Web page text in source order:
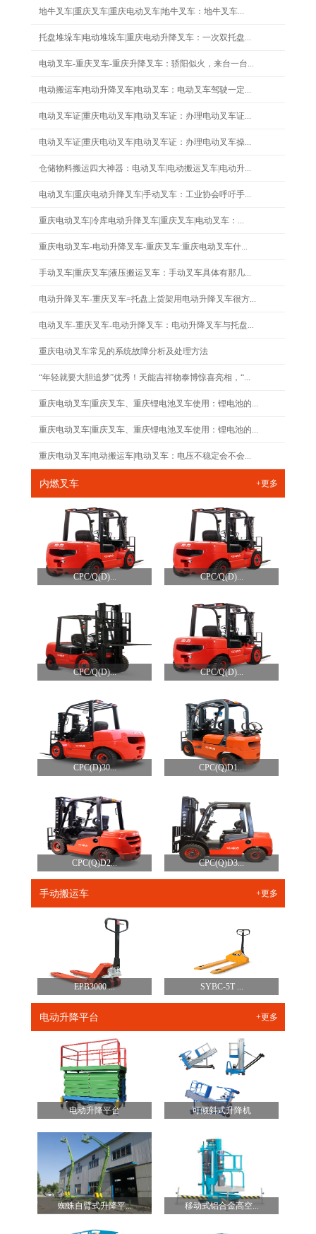
地牛叉车|重庆叉车|重庆电动叉车|地牛叉车：地牛叉车...
托盘堆垛车|电动堆垛车|重庆电动升降叉车：一次双托盘...
电动叉车-重庆叉车-重庆升降叉车：骄阳似火，来台一台...
电动搬运车|电动升降叉车|电动叉车：电动叉车驾驶一定...
电动叉车证|重庆电动叉车|电动叉车证：办理电动叉车证...
电动叉车证|重庆电动叉车|电动叉车证：办理电动叉车操...
仓储物料搬运四大神器：电动叉车|电动搬运叉车|电动升...
电动叉车|重庆电动升降叉车|手动叉车：工业协会呼吁手...
重庆电动叉车|冷库电动升降叉车|重庆叉车|电动叉车：...
重庆电动叉车-电动升降叉车-重庆叉车:重庆电动叉车什...
手动叉车|重庆叉车|液压搬运叉车：手动叉车具体有那几...
电动升降叉车-重庆叉车=托盘上货架用电动升降叉车很方...
电动叉车-重庆叉车-电动升降叉车：电动升降叉车与托盘...
重庆电动叉车常见的系统故障分析及处理方法
“年轻就要大胆追梦”优秀！天能吉祥物泰博惊喜亮相，“...
重庆电动叉车|重庆叉车、重庆锂电池叉车使用：锂电池的...
重庆电动叉车|重庆叉车、重庆锂电池叉车使用：锂电池的...
重庆电动叉车|电动搬运车|电动叉车：电压不稳定会不会...
内燃叉车 +更多
CPC/Q(D)... CPC/Q(D)...
CPC/Q(D)... CPC/Q(D)...
CPC(D)30... CPC(Q)D1...
CPC(Q)D2... CPC(Q)D3...
手动搬运车 +更多
EPB3000 ... SYBC-5T ...
电动升降平台 +更多
电动升降平台 可倾斜式升降机
蜘蛛自臂式升降平... 移动式铝合金高空...